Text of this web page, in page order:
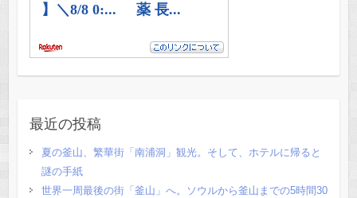
最近の投稿
夏の釜山、繁華街「南浦洞」観光。そして、ホテルに帰ると
謎の手紙
世界一周最後の街「釜山」へ。ソウルから釜山までの5時間30